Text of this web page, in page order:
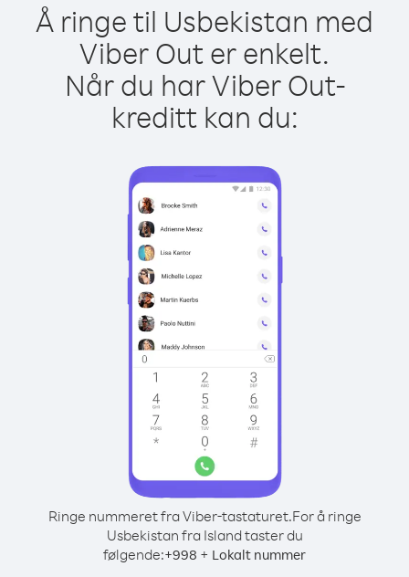
Å ringe til Usbekistan med
Viber Out er enkelt.
Når du har Viber Out-
kreditt kan du:
Ringe nummeret fra Viber-tastaturet.For å ringe
Usbekistan fra Island taster du
følgende:+998 + Lokalt nummer